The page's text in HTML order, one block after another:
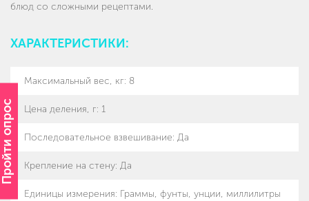
Пройти опрос
блюд со сложными рецептами.
ХАРАКТЕРИСТИКИ:
Максимальный вес, кг: 8
Цена деления, г: 1
Последовательное взвешивание: Да
Крепление на стену: Да
Единицы измерения: Граммы, фунты, унции, миллилитры